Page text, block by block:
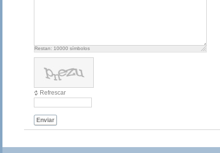
Restan: 10000 símbolos
Refrescar
Enviar